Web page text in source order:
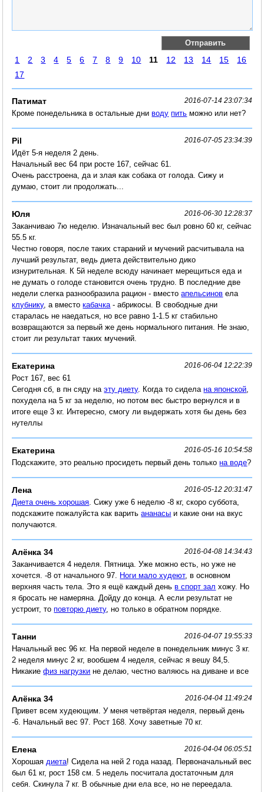
1 2 3 4 5 6 7 8 9 10 11 12 13 14 15
16
17
Патимат 2016-07-14 23:07:34
Кроме понедельника в остальные дниводу пить можно или нет?
Pil 2016-07-05 23:34:39
Идёт 5-я неделя 2 день.
Начальный вес 64 при росте 167, сейчас 61.
Очень расстроена, да и злая как собака от голода. Сижу и
думаю, стоит ли продолжать...
Юля 2016-06-30 12:28:37
Заканчиваю 7ю неделю. Изначальный вес был ровно 60 кг, сейчас
55.5 кг.
Честно говоря, после таких стараний и мучений расчитывала на
лучший результат, ведь диета действительно дико
изнурительная. К 5й неделе всюду начинает мерещиться еда и
не думать о голоде становится очень трудно. В последние две
недели слегка разнообразила рацион - вместоапельсинов ела
клубнику, а вместокабачка - абрикосы. В свободные дни
старалась не наедаться, но все равно 1-1.5 кг стабильно
возвращаются за первый же день нормального питания. Не знаю,
стоит ли результат таких мучений.
Екатерина 2016-06-04 12:22:39
Рост 167, вес 61
Сегодня сб, в пн сяду наэту диету. Когда то сиделана японской
похудела на 5 кг за неделю, но потом вес быстро вернулся и в
итоге еще 3 кг. Интересно, смогу ли выдержать хотя бы день без
нутеллы
Екатерина 2016-05-16 10:54:58
Подскажите, это реально просидеть первый день толькона воде?
Лена 2016-05-12 20:31:47
Диета очень хорошая . Сижу уже 6 неделю -8 кг, скоро суббота,
подскажите пожалуйста как варитьананасы и какие они на вкус
получаются.
Алёнка 34 2016-04-08 14:34:43
Заканчивается 4 неделя. Пятница. Уже можно есть, но уже не
хочется. -8 от начального 97.
Ноги мало худеют, в основном
верхняя часть тела. Это я ещё каждый деньв спорт зал хожу. Но
я бросать не намеряна. Дойду до конца. А если результат не
устроит, топовторю диету, но только в обратном порядке.
Танни 2016-04-07 19:55:33
Начальный вес 96 кг. На первой неделе в понедельник минус 3 кг.
2 неделя минус 2 кг, вообшем 4 неделя, сейчас я вешу 84,5.
Никакиефиз нагрузки не делаю, честно валяюсь на диване и все
Алёнка 34 2016-04-04 11:49:24
Привет всем худеющим. У меня четвёртая неделя, первый день
-6. Начальный вес 97. Рост 168. Хочу заветные 70 кг.
Елена 2016-04-04 06:05:51
Хорошая диета! Сидела на ней 2 года назад. Первоначальный вес
был 61 кг, рост 158 см. 5 недель посчитала достаточным для
себя. Скинула 7 кг. В обычные дни ела все, но не переедала.